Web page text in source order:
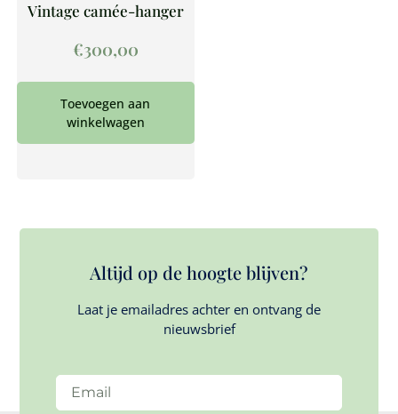
Vintage camée-hanger
€300,00
Toevoegen aan
winkelwagen
Altijd op de hoogte blijven?
Laat je emailadres achter en ontvang de
nieuwsbrief